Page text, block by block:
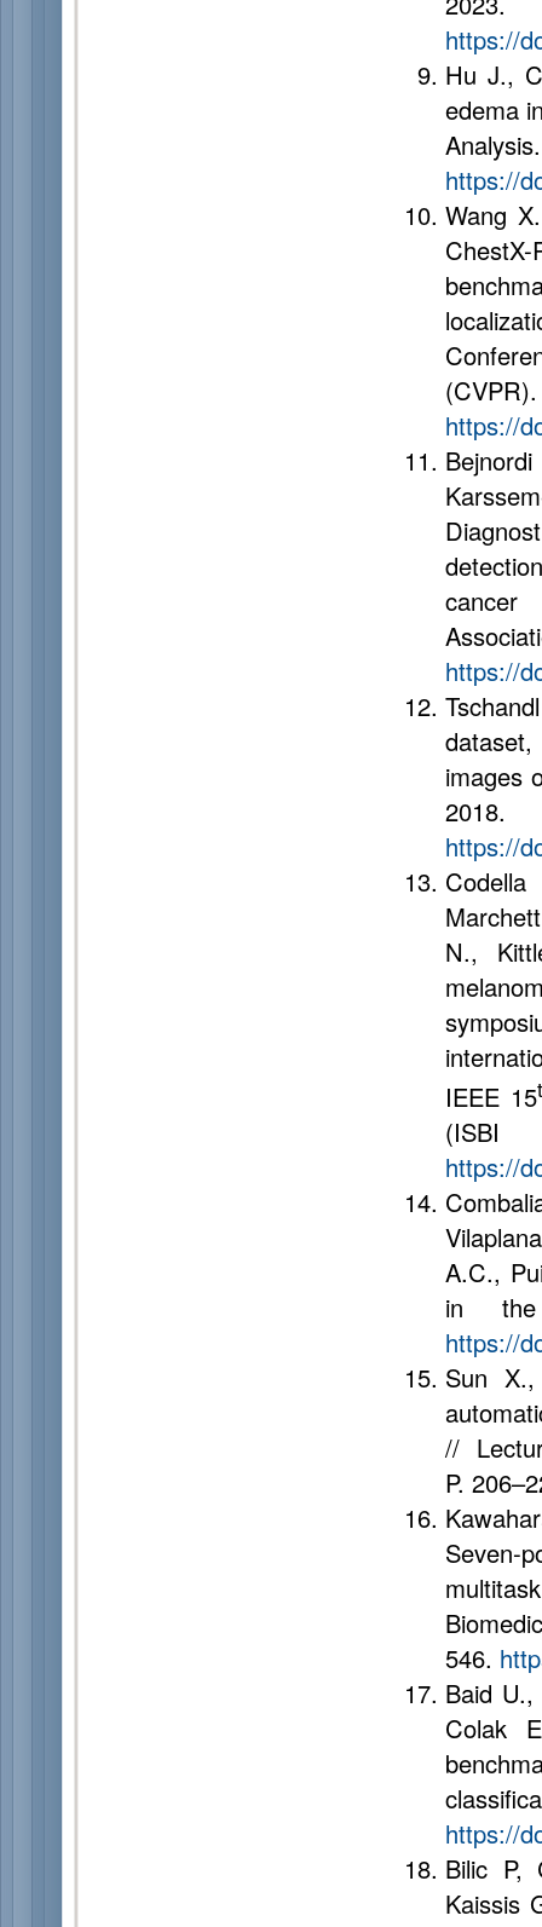
https://
Hu J.,
edema
https://
Wang
https://
https://
images
https://
N.,
IEEE 15
https://
A.C.,
in the
https://
Sun
//
P.
Seven-
546.
Baid
Colak
https://
Bilic P,
Kaissis